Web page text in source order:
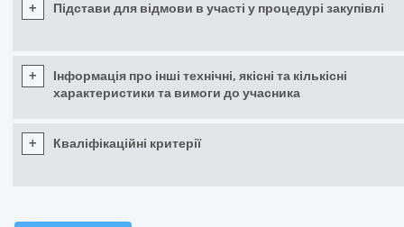
+ Підстави для відмови в участі у процедурі закупівлі
+
Інформація про інші технічні, якісні та кількісні
характеристики та вимоги до учасника
+ Кваліфікаційні критерії